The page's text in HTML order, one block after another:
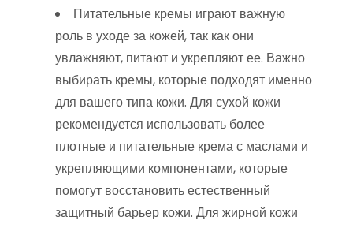
Питательные кремы играют важную
роль в уходе за кожей, так как они
увлажняют, питают и укрепляют ее. Важно
выбирать кремы, которые подходят именно
для вашего типа кожи. Для сухой кожи
рекомендуется использовать более
плотные и питательные крема с маслами и
укрепляющими компонентами, которые
помогут восстановить естественный
защитный барьер кожи. Для жирной кожи